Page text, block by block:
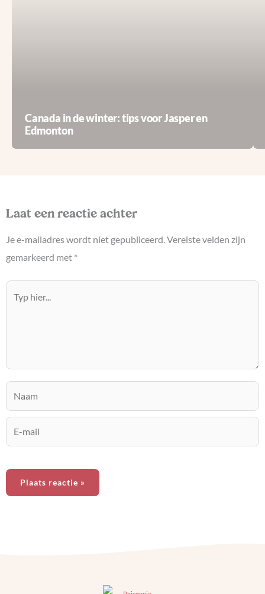
Canada in de winter: tips voor Jasper en
Edmonton
Laat een reactie achter
Je e-mailadres wordt niet gepubliceerd. Vereiste velden zijn
gemarkeerd met *
hier...
mail